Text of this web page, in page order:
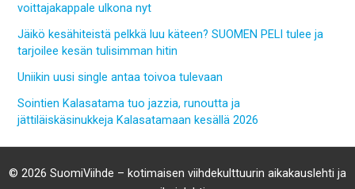
voittajakappale ulkona nyt
Jäikö kesähiteistä pelkkä luu käteen? SUOMEN PELI tulee ja
tarjoilee kesän tulisimman hitin
Uniikin uusi single antaa toivoa tulevaan
Sointien Kalasatama tuo jazzia, runoutta ja
jättiläiskäsinukkeja Kalasatamaan kesällä 2026
© 2026 SuomiViihde – kotimaisen viihdekulttuurin aikakauslehti ja